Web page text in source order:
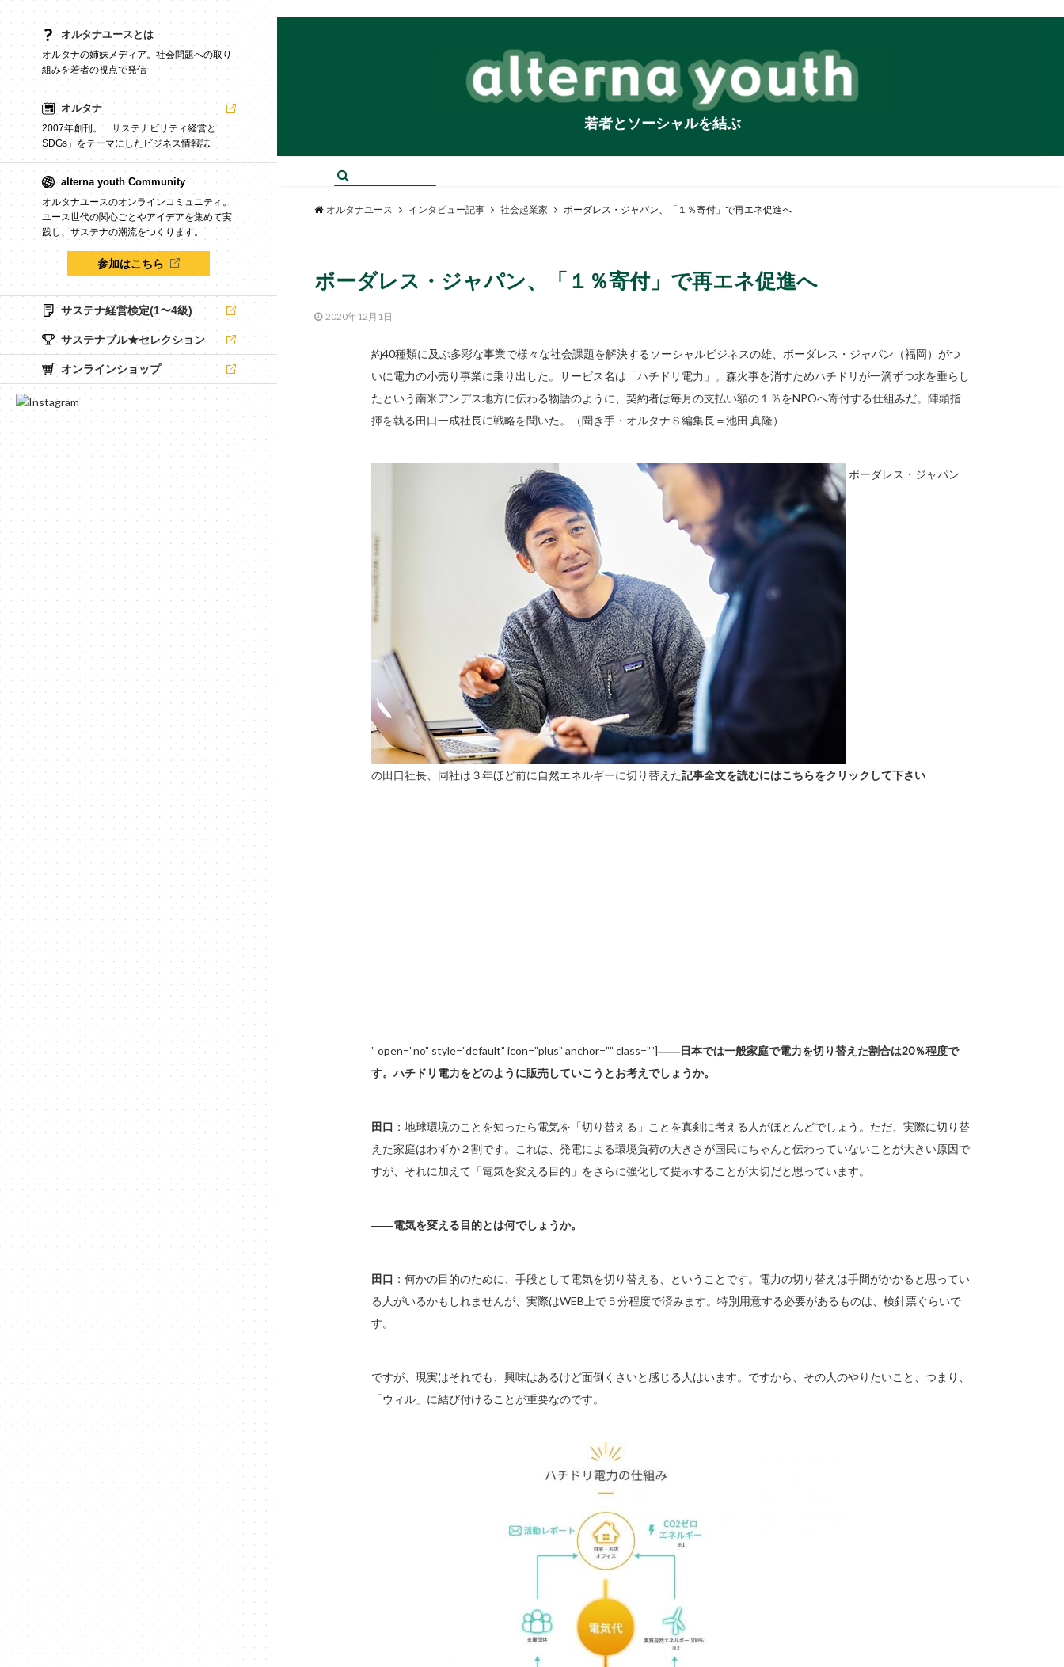
オルタナユースとは
オルタナの姉妹メディア。社会問題への取り
組みを若者の視点で発信
オルタナ
2007年創刊。「サステナビリティ経営と
SDGs」をテーマにしたビジネス情報誌
alterna youth Community
オルタナユースのオンラインコミュニティ。
ユース世代の関心ごとやアイデアを集めて実
践し、サステナの潮流をつくります。
参加はこちら
サステナ経営検定(1〜4級)
サステナブル★セレクション
オンラインショップ
若者とソーシャルを結ぶ
オルタナユース インタビュー記事 社会起業家 ボーダレス・ジャパン、「１％寄付」で再エネ促進へ
ボーダレス・ジャパン、「１％寄付」で再エネ促進へ
2020年12月1日
約40種類に及ぶ多彩な事業で様々な社会課題を解決するソーシャルビジネスの雄、ボーダレス・ジャパン（福岡）がつ
いに電力の小売り事業に乗り出した。サービス名は「ハチドリ電力」。森火事を消すためハチドリが一滴ずつ水を垂らし
たという南米アンデス地方に伝わる物語のように、契約者は毎月の支払い額の１％をNPOへ寄付する仕組みだ。陣頭指
揮を執る田口一成社長に戦略を聞いた。（聞き手・オルタナＳ編集長＝池田 真隆）
ボーダレス・ジャパン
の田口社長、同社は３年ほど前に自然エネルギーに切り替えた記事全文を読むにはこちらをクリックして下さい
” open=”no” style=”default” icon=”plus” anchor=”” class=””]――日本では一般家庭で電力を切り替えた割合は20％程度で
す。ハチドリ電力をどのように販売していこうとお考えでしょうか。
田口 ：地球環境のことを知ったら電気を「切り替える」ことを真剣に考える人がほとんどでしょう。ただ、実際に切り替
えた家庭はわずか２割です。これは、発電による環境負荷の大きさが国民にちゃんと伝わっていないことが大きい原因で
すが、それに加えて「電気を変える目的」をさらに強化して提示することが大切だと思っています。
――電気を変える目的とは何でしょうか。
田口 ：何かの目的のために、手段として電気を切り替える、ということです。電力の切り替えは手間がかかると思ってい
る人がいるかもしれませんが、実際はWEB上で５分程度で済みます。特別用意する必要があるものは、検針票ぐらいで
す。
ですが、現実はそれでも、興味はあるけど面倒くさいと感じる人はいます。ですから、その人のやりたいこと、つまり、
「ウィル」に結び付けることが重要なのです。